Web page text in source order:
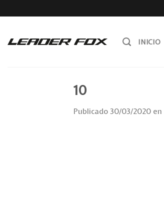
to
INICIO
10
Publicado30/03/2020 en